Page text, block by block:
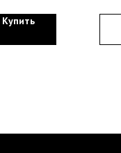
Купить